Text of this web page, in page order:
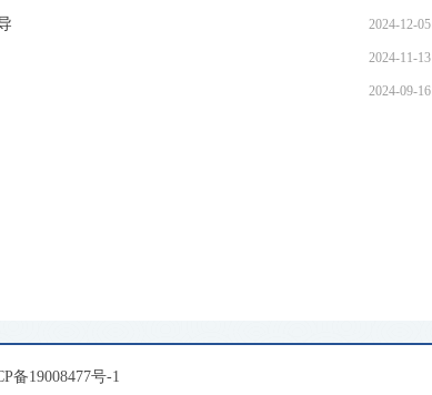
2024-12-05
2024-11-13
2024-09-16
备19008477号-1